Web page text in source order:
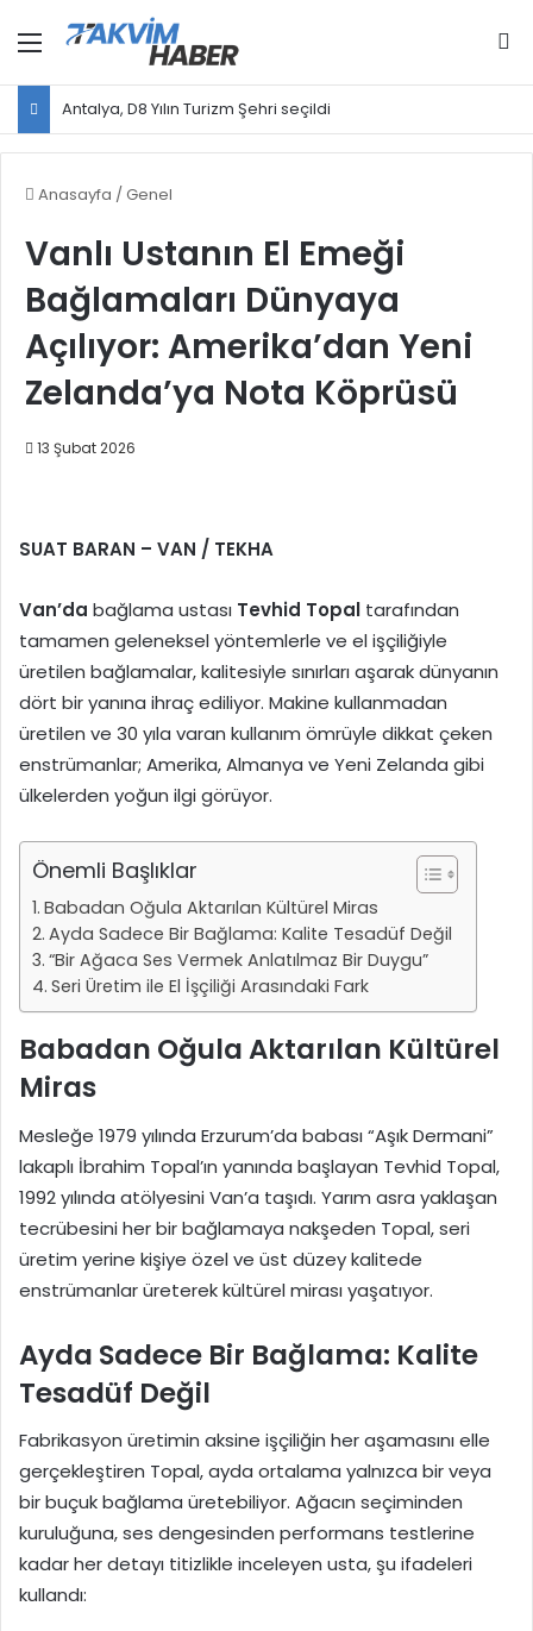
Menü
Antalya, D8 Yılın Turizm Şehri seçildi
Anasayfa / Genel
Vanlı Ustanın El Emeği
Bağlamaları Dünyaya
Açılıyor: Amerika’dan Yeni
Zelanda’ya Nota Köprüsü
13 Şubat 2026
SUAT BARAN – VAN / TEKHA
Van’da bağlama ustası Tevhid Topal tarafından
tamamen geleneksel yöntemlerle ve el işçiliğiyle
üretilen bağlamalar, kalitesiyle sınırları aşarak dünyanın
dört bir yanına ihraç ediliyor. Makine kullanmadan
üretilen ve 30 yıla varan kullanım ömrüyle dikkat çeken
enstrümanlar; Amerika, Almanya ve Yeni Zelanda gibi
ülkelerden yoğun ilgi görüyor.
Önemli Başlıklar
Babadan Oğula Aktarılan Kültürel Miras
Ayda Sadece Bir Bağlama: Kalite Tesadüf Değil
“Bir Ağaca Ses Vermek Anlatılmaz Bir Duygu”
Seri Üretim ile El İşçiliği Arasındaki Fark
Babadan Oğula Aktarılan Kültürel
Miras
Mesleğe 1979 yılında Erzurum’da babası “Aşık Dermani”
lakaplı İbrahim Topal’ın yanında başlayan Tevhid Topal,
1992 yılında atölyesini Van’a taşıdı. Yarım asra yaklaşan
tecrübesini her bir bağlamaya nakşeden Topal, seri
üretim yerine kişiye özel ve üst düzey kalitede
enstrümanlar üreterek kültürel mirası yaşatıyor.
Ayda Sadece Bir Bağlama: Kalite
Tesadüf Değil
Fabrikasyon üretimin aksine işçiliğin her aşamasını elle
gerçekleştiren Topal, ayda ortalama yalnızca bir veya
bir buçuk bağlama üretebiliyor. Ağacın seçiminden
kuruluğuna, ses dengesinden performans testlerine
kadar her detayı titizlikle inceleyen usta, şu ifadeleri
kullandı: